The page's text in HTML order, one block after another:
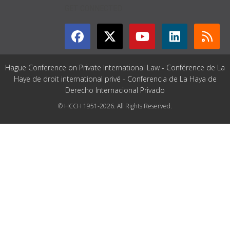
Hague Conference on Private International Law - Conférence de La
Haye de droit international privé - Conferencia de La Haya de
Derecho Internacional Privado
© HCCH 1951-2026. All Rights Reserved.